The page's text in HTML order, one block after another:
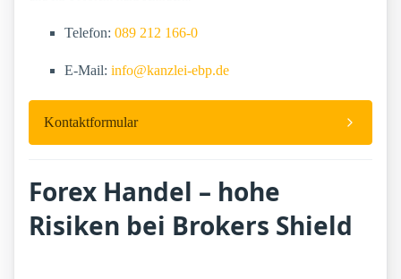
Telefon: 089 212 166-0
E-Mail: info@kanzlei-ebp.de
Kontaktformular
Forex Handel – hohe
Risiken bei Brokers Shield